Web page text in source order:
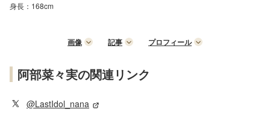
身長： 168cm
画像 記事 プロフィール
阿部菜々実の関連リンク
@LastIdol_nana